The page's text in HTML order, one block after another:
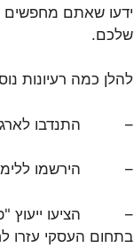
ידעו שאתם מחפשים
שלכם.
להלן כמה רעיונות
– התנדבו
– הירשמו
– הציעו ייעוץ
בתחום העסקי עזרו